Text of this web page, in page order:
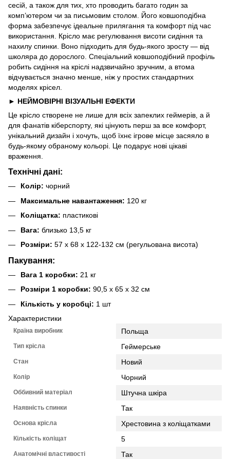
сесій, а також для тих, хто проводить багато годин за
комп’ютером чи за письмовим столом. Його ковшоподібна
форма забезпечує ідеальне прилягання та комфорт під час
використання. Крісло має регулювання висоти сидіння та
нахилу спинки. Воно підходить для будь-якого зросту — від
школяра до дорослого. Спеціальний ковшоподібний профіль
робить сидіння на кріслі надзвичайно зручним, а втома
відчувається значно менше, ніж у простих стандартних
моделях крісел.
► НЕЙМОВІРНІ ВІЗУАЛЬНІ ЕФЕКТИ
Це крісло створене не лише для всіх запеклих геймерів, а й
для фанатів кіберспорту, які цінують перш за все комфорт,
унікальний дизайн і хочуть, щоб їхнє ігрове місце засяяло в
будь-якому обраному кольорі. Це подарує нові цікаві
враження.
Технічні дані:
Колір: чорний
Максимальне навантаження: 120 кг
Коліщатка: пластикові
Вага: близько 13,5 кг
Розміри: 57 x 68 x 122-132 см (регульована висота)
Пакування:
Вага 1 коробки: 21 кг
Розміри 1 коробки: 90,5 x 65 x 32 см
Кількість у коробці: 1 шт
Характеристики
Країна виробник Польща
Тип крісла Геймерське
Стан Новий
Колір Чорний
Оббивний матеріал Штучна шкіра
Наявність спинки Так
Основа крісла Хрестовина з коліщатками
Кількість коліщат 5
Анатомічні властивості Так